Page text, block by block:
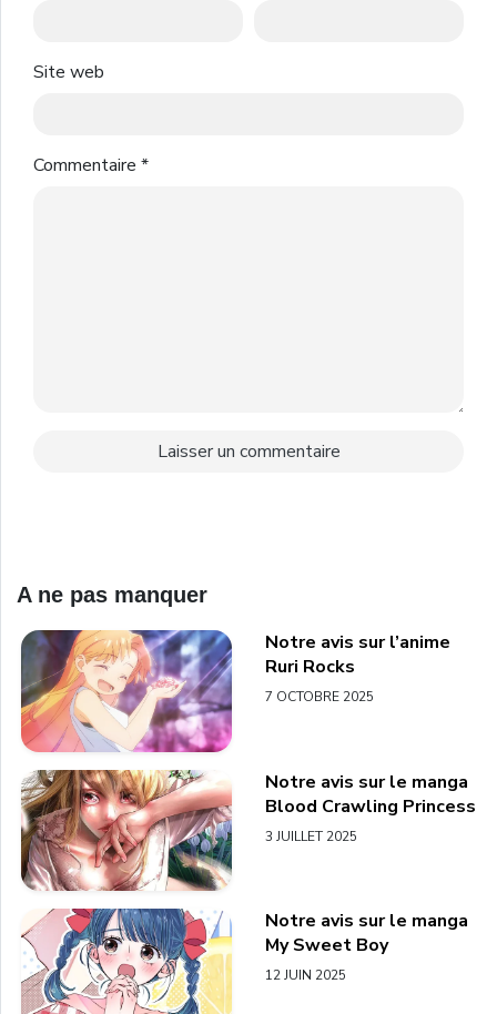
Site web
Commentaire *
A ne pas manquer
Notre avis sur l’anime
Ruri Rocks
7 OCTOBRE 2025
Notre avis sur le manga
Blood Crawling Princess
3 JUILLET 2025
Notre avis sur le manga
My Sweet Boy
12 JUIN 2025